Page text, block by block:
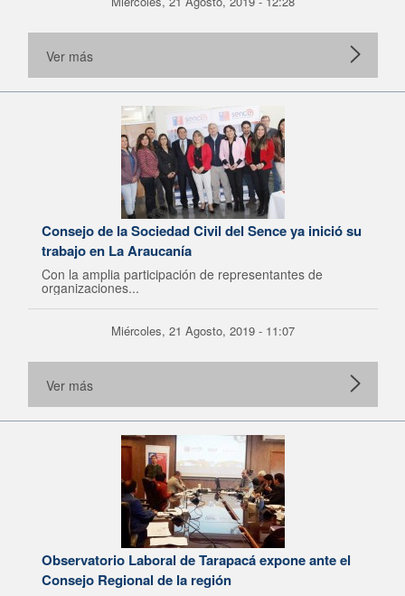
Ver más
Consejo de la Sociedad Civil del Sence ya inició su
trabajo en La Araucanía
Con la amplia participación de representantes de
organizaciones...
Miércoles, 21 Agosto, 2019 - 11:07
Ver más
Observatorio Laboral de Tarapacá expone ante el
Consejo Regional de la región